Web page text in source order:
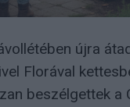
újra
Florával
beszélgettek a